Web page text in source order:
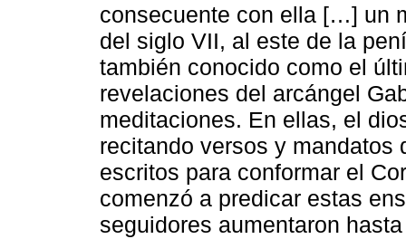
consecuente con ella […] un
del siglo VII, al este de la
también conocido como el
revelaciones del arcángel
meditaciones. En ellas, el
recitando versos y mandatos
escritos para conformar el
comenzó a predicar estas
seguidores aumentaron